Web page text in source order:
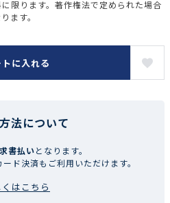
限ります。著作権法で定められた場合
ます。
に入れる
法について
書払いとなります。
ド決済もご利用いただけます。
はこちら